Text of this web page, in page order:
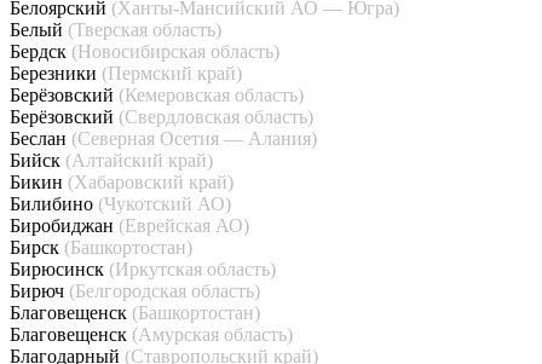
Белоярский (Ханты-Мансийский АО — Югра)
Белый (Тверская область)
Бердск (Новосибирская область)
Березники (Пермский край)
Берёзовский (Кемеровская область)
Берёзовский (Свердловская область)
Беслан (Северная Осетия — Алания)
Бийск (Алтайский край)
Бикин (Хабаровский край)
Билибино (Чукотский АО)
Биробиджан (Еврейская АО)
Бирск (Башкортостан)
Бирюсинск (Иркутская область)
Бирюч (Белгородская область)
Благовещенск (Башкортостан)
Благовещенск (Амурская область)
Благодарный (Ставропольский край)